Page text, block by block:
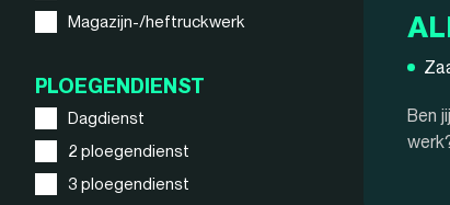
Magazijn-/heftruckwerk
PLOEGENDIENST
Dagdienst
2 ploegendienst
3 ploegendienst
Ben